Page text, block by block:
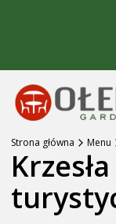
Strona główna Menu